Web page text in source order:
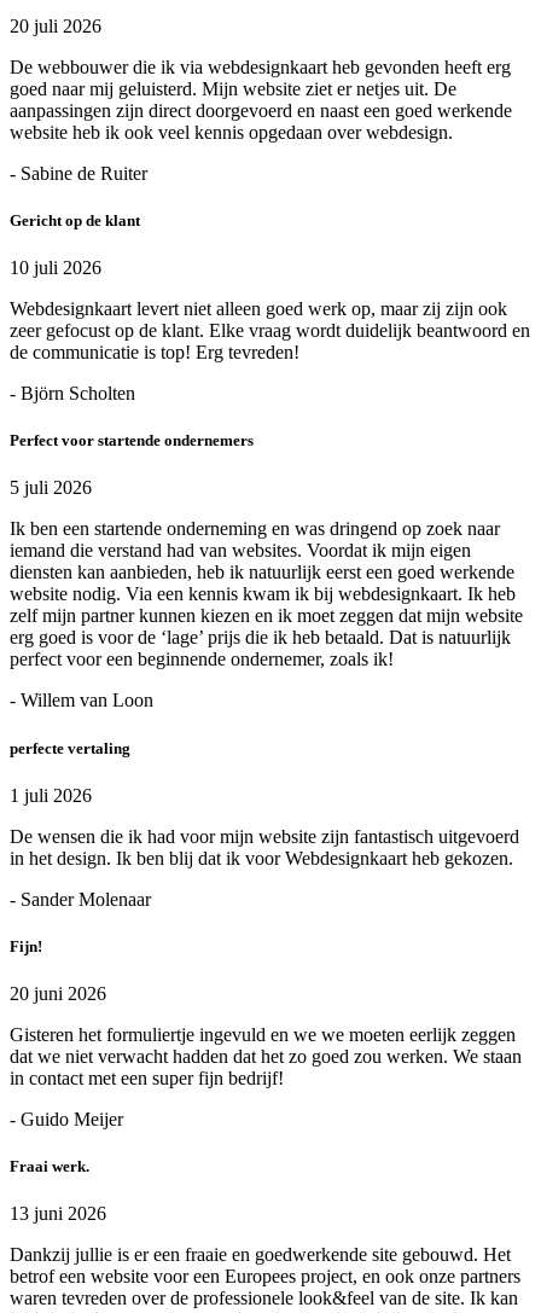
20 juli 2026
De webbouwer die ik via webdesignkaart heb gevonden heeft erg
goed naar mij geluisterd. Mijn website ziet er netjes uit. De
aanpassingen zijn direct doorgevoerd en naast een goed werkende
website heb ik ook veel kennis opgedaan over webdesign.
- Sabine de Ruiter
Gericht op de klant
10 juli 2026
Webdesignkaart levert niet alleen goed werk op, maar zij zijn ook
zeer gefocust op de klant. Elke vraag wordt duidelijk beantwoord en
de communicatie is top! Erg tevreden!
- Björn Scholten
Perfect voor startende ondernemers
5 juli 2026
Ik ben een startende onderneming en was dringend op zoek naar
iemand die verstand had van websites. Voordat ik mijn eigen
diensten kan aanbieden, heb ik natuurlijk eerst een goed werkende
website nodig. Via een kennis kwam ik bij webdesignkaart. Ik heb
zelf mijn partner kunnen kiezen en ik moet zeggen dat mijn website
erg goed is voor de ‘lage’ prijs die ik heb betaald. Dat is natuurlijk
perfect voor een beginnende ondernemer, zoals ik!
- Willem van Loon
perfecte vertaling
1 juli 2026
De wensen die ik had voor mijn website zijn fantastisch uitgevoerd
in het design. Ik ben blij dat ik voor Webdesignkaart heb gekozen.
- Sander Molenaar
Fijn!
20 juni 2026
Gisteren het formuliertje ingevuld en we we moeten eerlijk zeggen
dat we niet verwacht hadden dat het zo goed zou werken. We staan
in contact met een super fijn bedrijf!
- Guido Meijer
Fraai werk.
13 juni 2026
Dankzij jullie is er een fraaie en goedwerkende site gebouwd. Het
betrof een website voor een Europees project, en ook onze partners
waren tevreden over de professionele look&feel van de site. Ik kan